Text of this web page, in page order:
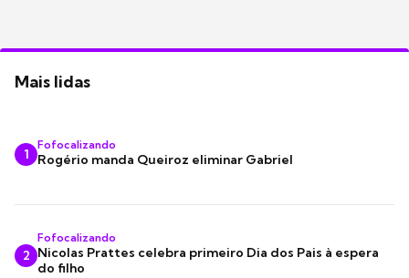
Mais lidas
1
Fofocalizando
Rogério manda Queiroz eliminar Gabriel
2
Fofocalizando
Nicolas Prattes celebra primeiro Dia dos Pais à espera
do filho